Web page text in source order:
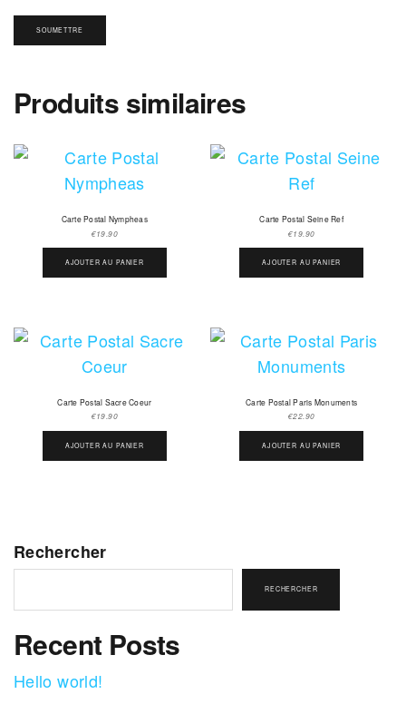
Produits similaires
Carte Postal Nympheas
€19.90
AJOUTER AU PANIER
Carte Postal Seine Ref
€19.90
AJOUTER AU PANIER
Carte Postal Sacre Coeur
€19.90
AJOUTER AU PANIER
Carte Postal Paris Monuments
€22.90
AJOUTER AU PANIER
Rechercher
RECHERCHER
Recent Posts
Hello world!